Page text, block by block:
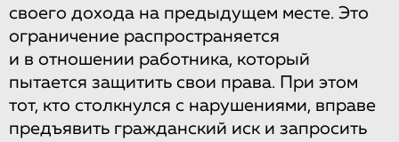
своего дохода на предыдущем месте. Это
ограничение распространяется
и в отношении работника, который
пытается защитить свои права. При этом
тот, кто столкнулся с нарушениями, вправе
предъявить гражданский иск и запросить